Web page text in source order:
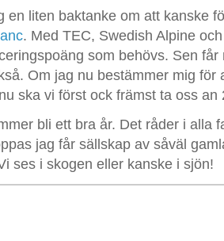
en liten baktanke om att kanske
. Med TEC, Swedish Alpine
som behövs. Sen
Om jag nu bestämmer mig för
ska vi först ock främst ta oss an
bli ett bra år. Det råder i alla
jag får sällskap av såväl
ses i skogen eller kanske i sjön!